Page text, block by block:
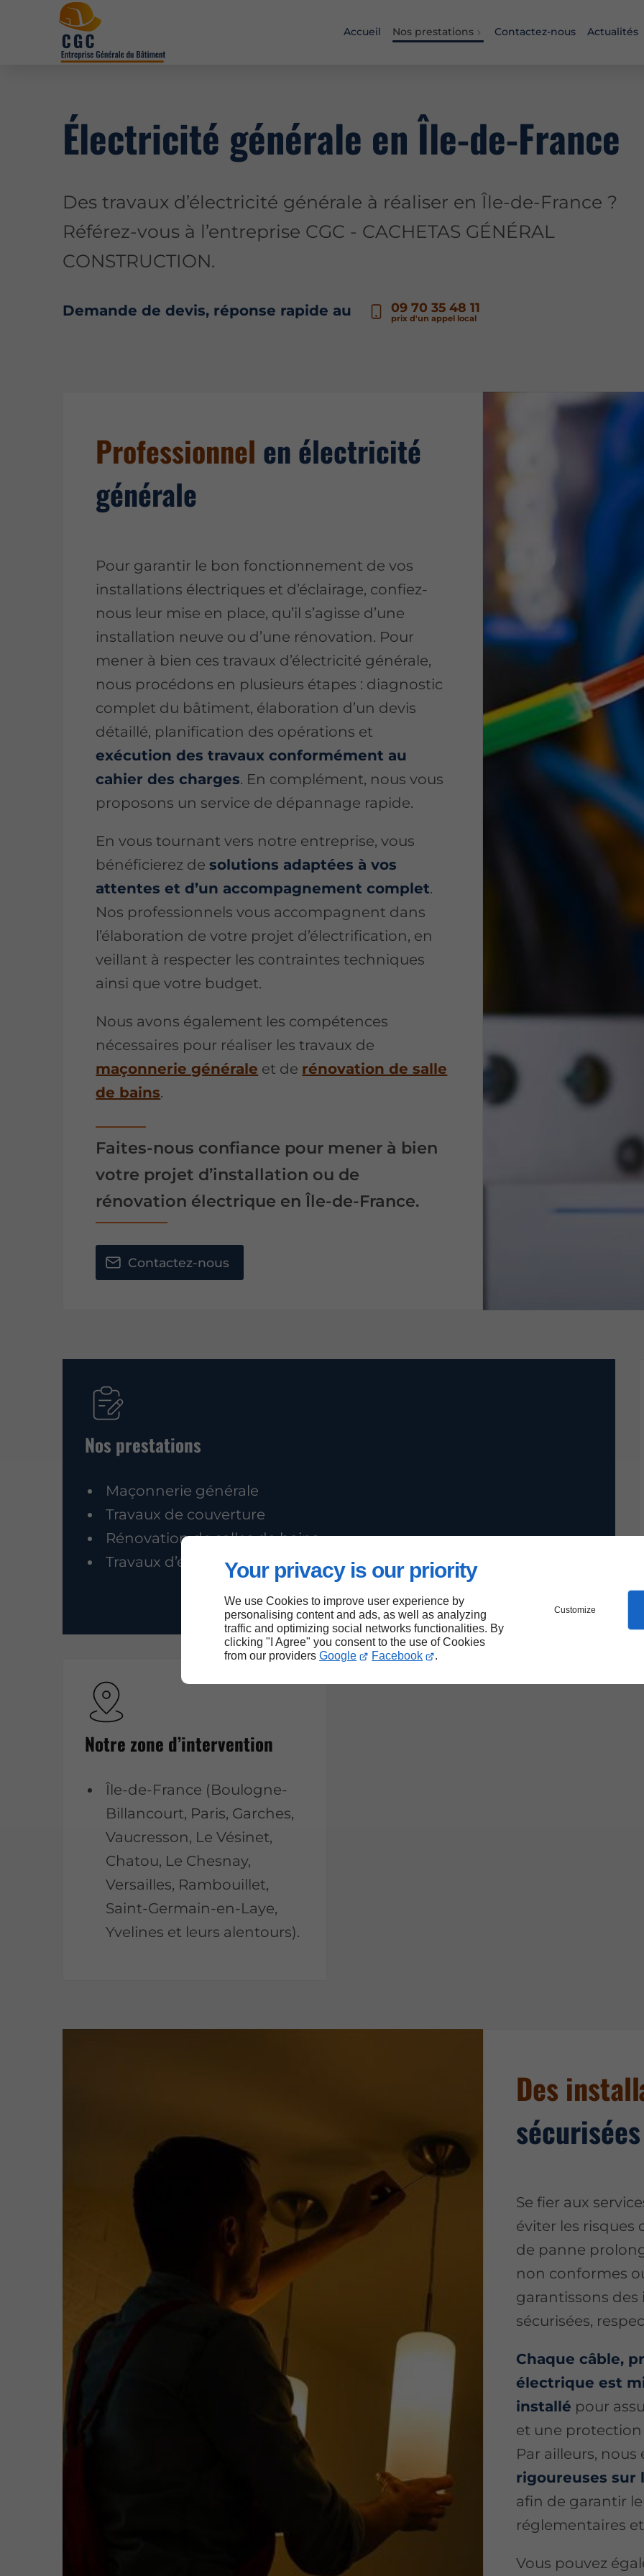
Your privacy is our priority
We use Cookies to improve user experience by
personalising content and ads, as well as analyzing
traffic and optimizing social networks functionalities. By
clicking "I Agree" you consent to the use of Cookies
from our providers Google Facebook .
Customize
Accueil Nos prestations Contactez-nous Actualités
Électricité générale en Île-de-France
Des travaux d’électricité générale à réaliser en Île-de-France ?
Référez-vous à l’entreprise CGC - CACHETAS GÉNÉRAL
CONSTRUCTION.
Demande de devis, réponse rapide au 09 70 35 48 11
Professionnel en électricité
générale
Pour garantir le bon fonctionnement de vos
installations électriques et d’éclairage, confiez-
nous leur mise en place, qu’il s’agisse d’une
installation neuve ou d’une rénovation. Pour
mener à bien ces travaux d’électricité générale,
nous procédons en plusieurs étapes : diagnostic
complet du bâtiment, élaboration d’un devis
détaillé, planification des opérations et
exécution des travaux conformément au
cahier des charges. En complément, nous vous
proposons un service de dépannage rapide.
En vous tournant vers notre entreprise, vous
bénéficierez desolutions adaptées à vos
attentes et d’un accompagnement complet.
Nos professionnels vous accompagnent dans
l’élaboration de votre projet d’électrification, en
veillant à respecter les contraintes techniques
ainsi que votre budget.
Nous avons également les compétences
nécessaires pour réaliser les travaux de
maçonnerie générale et de rénovation de salle
de bains.
Faites-nous confiance pour mener à bien
votre projet d’installation ou de
rénovation électrique en Île-de-France.
Contactez-nous
Nos prestations
Maçonnerie générale
Travaux de couverture
Rénovation de salles de bains
Travaux d’électricité
Notre zone d’intervention
Île-de-France (Boulogne-
Billancourt, Paris, Garches,
Vaucresson, Le Vésinet,
Chatou, Le Chesnay,
Versailles, Rambouillet,
Saint-Germain-en-Laye,
Yvelines et leurs alentours).
Des
Se fier aux
éviter les risques
de panne
non conformes
garantissons
sécurisées,
Chaque câble,
électrique est
installé pour
et une
Par ailleurs,
rigoureuses sur
afin de garantir
réglementaires
Vous pouvez